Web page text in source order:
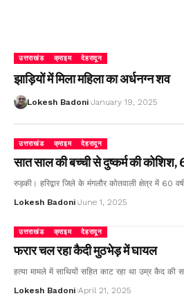
उत्तराखंड क्राइम देहरादून
झाड़ियों में मिला महिला का अर्धनग्न शव
Lokesh Badoni January 19, 2025
उत्तराखंड क्राइम देहरादून
सात साल की बच्ची से दुष्कर्म की
रुड़की। हरिद्वार जिले के मंगलौर कोतवाली क्षेत्र में 60
Lokesh Badoni June 1, 2025
उत्तराखंड क्राइम देहरादून
फरार चल रहा कैदी मुठभेड़ में घायल
हत्या मामले में साथियों सहित काट रहा था उम्र कैद की
Lokesh Badoni April 21, 2025